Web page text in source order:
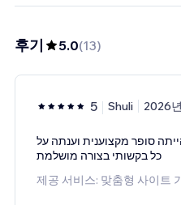
후기 5.0(13)
5 Shuli 2026
סופר מקצוענית וענתה על
כל בקשותי בצורה מושלמת
제공 서비스: 맞춤형 사이트